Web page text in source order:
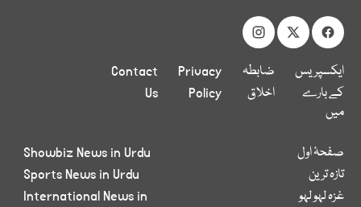
ایکسپریس
کے بارے
میں
ضابطہ
اخلاق
Privacy
Policy
Contact
Us
صفحۂ اول
تازہ ترین
غزہ لہو لہو
Showbiz News in Urdu
Sports News in Urdu
International News in